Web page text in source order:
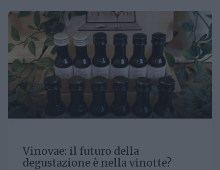
Vinovae: il futuro della
degustazione è nella vinotte?